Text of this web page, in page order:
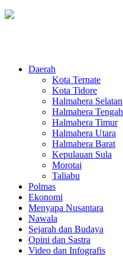
Daerah
Kota Ternate
Kota Tidore
Halmahera Selatan
Halmahera Tengah
Halmahera Timur
Halmahera Utara
Halmahera Barat
Kepulauan Sula
Morotai
Taliabu
Polmas
Ekonomi
Menyapa Nusantara
Nawala
Sejarah dan Budaya
Opini dan Sastra
Video dan Infografis